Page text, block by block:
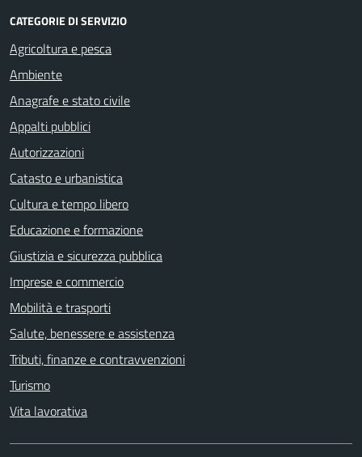
CATEGORIE DI SERVIZIO
Agricoltura e pesca
Ambiente
Anagrafe e stato civile
Appalti pubblici
Autorizzazioni
Catasto e urbanistica
Cultura e tempo libero
Educazione e formazione
Giustizia e sicurezza pubblica
Imprese e commercio
Mobilità e trasporti
Salute, benessere e assistenza
Tributi, finanze e contravvenzioni
Turismo
Vita lavorativa